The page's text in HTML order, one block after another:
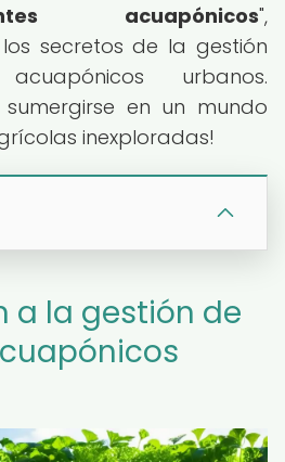
acuapónicos",
secretos de la gestión
urbanos.
sumergirse en un mundo
inexploradas!
a la gestión de